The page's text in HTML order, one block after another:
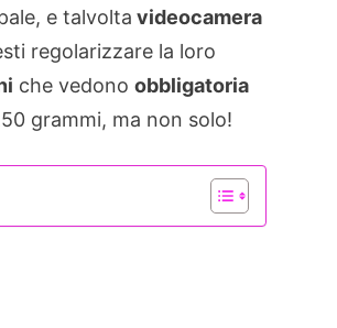
e talvolta videocamera
regolarizzare la loro
che vedono obbligatoria
grammi, ma non solo!